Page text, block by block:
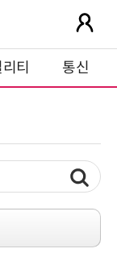
티 통신